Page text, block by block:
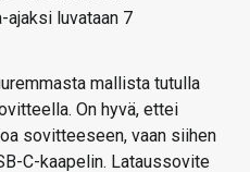
luvataan 7
mallista tutulla
On hyvä, ettei
sovitteeseen, vaan siihen
C-kaapelin. Lataussovite